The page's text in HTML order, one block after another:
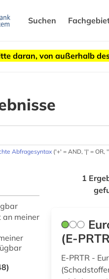
Suchen
daran, von außerhalb
Abfragesyntax ('+' = AND, '|' = OR,
an meiner
1
(E-
E-PRTR -